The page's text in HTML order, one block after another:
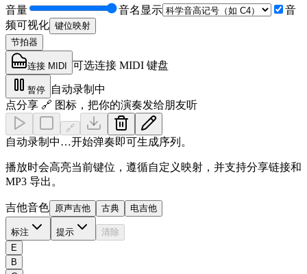
音量
音名显示
音
频可视化 键位映射
节拍器
连接 MIDI 可选连接 MIDI 键盘
暂停
自动录制中
点分享 🔗 图标，把你的演奏发给朋友听
🔗
自动录制中…开始弹奏即可生成序列。
播放时会高亮当前键位，遵循自定义映射，并支持分享链接和
MP3 导出。
吉他音色 原声吉他 古典 电吉他
标注 提示
清除
E
B